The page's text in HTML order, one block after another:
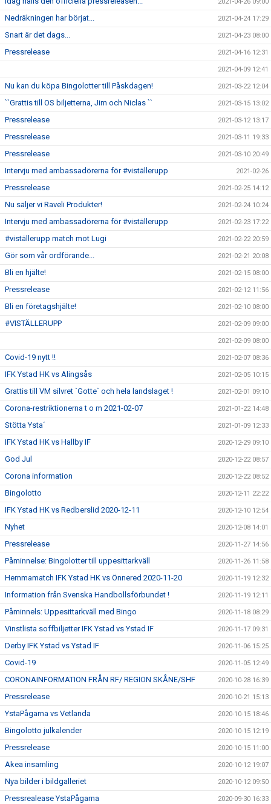
Nedräkningen har börjat... 2021-04-24 17:29
Snart är det dags... 2021-04-23 08:00
Pressrelease 2021-04-16 12:31
2021-04-09 12:41
Nu kan du köpa Bingolotter till Påskdagen! 2021-03-22 12:04
``Grattis till OS biljetterna, Jim och Niclas `` 2021-03-15 13:02
Pressrelease 2021-03-12 13:17
Pressrelease 2021-03-11 19:33
Pressrelease 2021-03-10 20:49
Intervju med ambassadörerna för #viställerupp 2021-02-26
Pressrelease 2021-02-25 14:12
Nu säljer vi Raveli Produkter! 2021-02-24 10:24
Intervju med ambassadörerna för #viställerupp 2021-02-23 17:22
#viställerupp match mot Lugi 2021-02-22 20:59
Gör som vår ordförande... 2021-02-21 20:08
Bli en hjälte! 2021-02-15 08:00
Pressrelease 2021-02-12 11:56
Bli en företagshjälte! 2021-02-10 08:00
#VISTÄLLERUPP 2021-02-09 09:00
2021-02-09 08:00
Covid-19 nytt !! 2021-02-07 08:36
IFK Ystad HK vs Alingsås 2021-02-05 10:15
Grattis till VM silvret `Gotte` och hela landslaget ! 2021-02-01 09:10
Corona-restriktionerna t o m 2021-02-07 2021-01-22 14:48
Stötta Ysta´ 2021-01-09 12:33
IFK Ystad HK vs Hallby IF 2020-12-29 09:10
God Jul 2020-12-22 08:57
Corona information 2020-12-22 08:52
Bingolotto 2020-12-11 22:22
IFK Ystad HK vs Redberslid 2020-12-11 2020-12-10 12:54
Nyhet 2020-12-08 14:01
Pressrelease 2020-11-27 14:56
Påminnelse: Bingolotter till uppesittarkväll 2020-11-26 11:58
Hemmamatch IFK Ystad HK vs Önnered 2020-11-20 2020-11-19 12:32
Information från Svenska Handbollsförbundet ! 2020-11-19 12:11
Påminnels: Uppesittarkväll med Bingo 2020-11-18 08:29
Vinstlista soffbiljetter IFK Ystad vs Ystad IF 2020-11-17 09:31
Derby IFK Ystad vs Ystad IF 2020-11-06 15:25
Covid-19 2020-11-05 12:49
CORONAINFORMATION FRÅN RF/ REGION SKÅNE/SHF 2020-10-28 16:39
Pressrelease 2020-10-21 15:13
YstaPågarna vs Vetlanda 2020-10-15 18:46
Bingolotto julkalender 2020-10-15 12:19
Pressrelease 2020-10-15 11:00
Akea insamling 2020-10-12 19:07
Nya bilder i bildgalleriet 2020-10-12 09:50
Pressrealease YstaPågarna 2020-09-30 16:33